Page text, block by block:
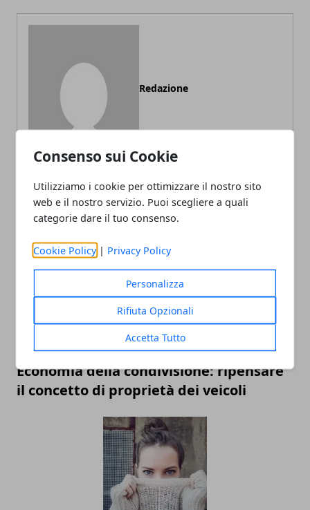
Consenso sui Cookie
Utilizziamo i cookie per ottimizzare il nostro sito
web e il nostro servizio. Puoi scegliere a quali
categorie dare il tuo consenso.
Cookie Policy | Privacy Policy
Personalizza
Rifiuta Opzionali
Accetta Tutto
Redazione
ARTICOLI CORRELATI
Economia della condivisione: ripensare
il concetto di proprietà dei veicoli